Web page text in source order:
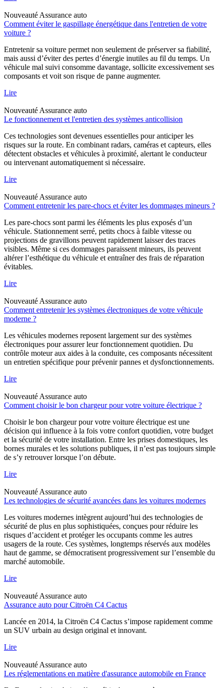
Nouveauté Assurance auto
Comment éviter le gaspillage énergétique dans l'entretien de votre
voiture ?
Entretenir sa voiture permet non seulement de préserver sa fiabilité,
mais aussi d’éviter des pertes d’énergie inutiles au fil du temps. Un
véhicule mal suivi consomme davantage, sollicite excessivement ses
composants et voit son risque de panne augmenter.
Lire
Nouveauté Assurance auto
Le fonctionnement et l'entretien des systèmes anticollision
Ces technologies sont devenues essentielles pour anticiper les
risques sur la route. En combinant radars, caméras et capteurs, elles
détectent obstacles et véhicules à proximité, alertant le conducteur
ou intervenant automatiquement si nécessaire.
Lire
Nouveauté Assurance auto
Comment entretenir les pare-chocs et éviter les dommages mineurs ?
Les pare-chocs sont parmi les éléments les plus exposés d’un
véhicule. Stationnement serré, petits chocs à faible vitesse ou
projections de gravillons peuvent rapidement laisser des traces
visibles. Même si ces dommages paraissent mineurs, ils peuvent
altérer l’esthétique du véhicule et entraîner des frais de réparation
évitables.
Lire
Nouveauté Assurance auto
Comment entretenir les systèmes électroniques de votre véhicule
moderne ?
Les véhicules modernes reposent largement sur des systèmes
électroniques pour assurer leur fonctionnement quotidien. Du
contrôle moteur aux aides à la conduite, ces composants nécessitent
un entretien spécifique pour prévenir pannes et dysfonctionnements.
Lire
Nouveauté Assurance auto
Comment choisir le bon chargeur pour votre voiture électrique ?
Choisir le bon chargeur pour votre voiture électrique est une
décision qui influence à la fois votre confort quotidien, votre budget
et la sécurité de votre installation. Entre les prises domestiques, les
bornes murales et les solutions publiques, il n’est pas toujours simple
de s’y retrouver lorsque l’on débute.
Lire
Nouveauté Assurance auto
Les technologies de sécurité avancées dans les voitures modernes
Les voitures modernes intègrent aujourd’hui des technologies de
sécurité de plus en plus sophistiquées, conçues pour réduire les
risques d’accident et protéger les occupants comme les autres
usagers de la route. Ces systèmes, longtemps réservés aux modèles
haut de gamme, se démocratisent progressivement sur l’ensemble du
marché automobile.
Lire
Nouveauté Assurance auto
Assurance auto pour Citroën C4 Cactus
Lancée en 2014, la Citroën C4 Cactus s’impose rapidement comme
un SUV urbain au design original et innovant.
Lire
Nouveauté Assurance auto
Les réglementations en matière d'assurance automobile en France